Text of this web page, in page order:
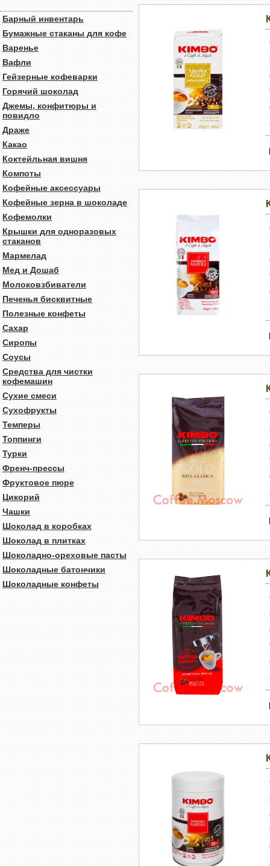
Барный инвентарь
Бумажные стаканы для кофе
Варенье
Вафли
Гейзерные кофеварки
Горячий шоколад
Джемы, конфитюры и
повидло
Драже
Какао
Коктейльная вишня
Компоты
Кофейные аксессуары
Кофейные зерна в шоколаде
Кофемолки
Крышки для одноразовых
стаканов
Мармелад
Мед и Дошаб
Молоковзбиватели
Печенья бисквитные
Полезные конфеты
Сахар
Сиропы
Соусы
Средства для чистки
кофемашин
Сухие смеси
Сухофрукты
Темперы
Топпинги
Турки
Френч-прессы
Фруктовое пюре
Цикорий
Чашки
Шоколад в коробках
Шоколад в плитках
Шоколадно-ореховые пасты
Шоколадные батончики
Шоколадные конфеты